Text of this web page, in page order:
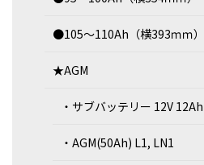
●105～110Ah（横393ｍｍ）
★AGM
・サブバッテリー 12V 12Ah
・AGM(50Ah) L1, LN1